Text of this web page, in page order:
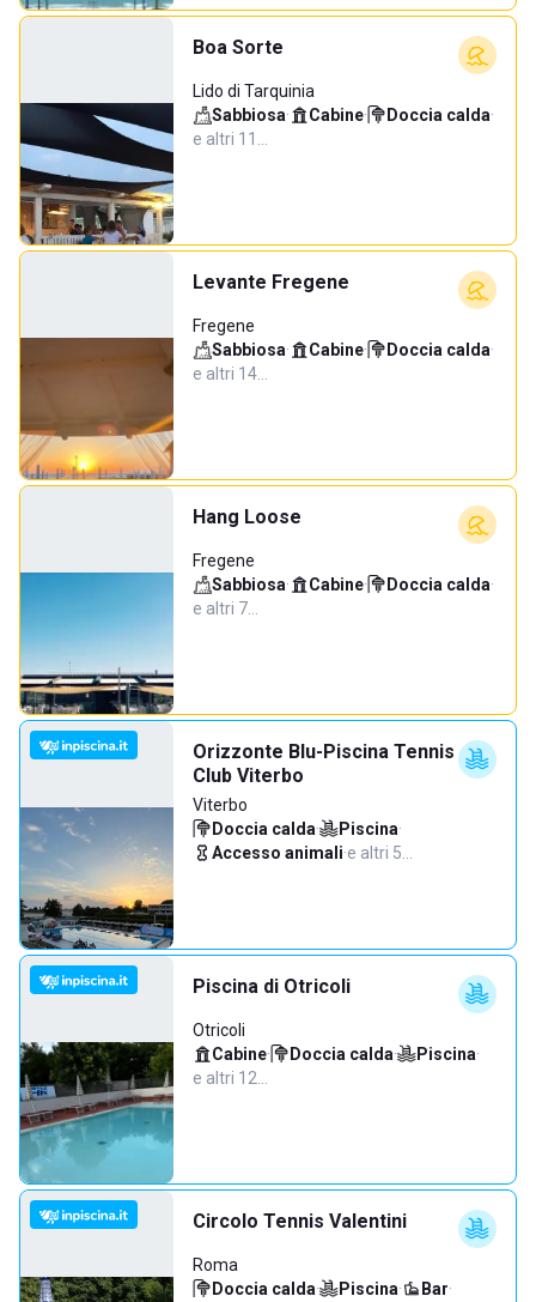
Boa Sorte
Lido di Tarquinia
Sabbiosa· Cabine· Doccia calda·
e altri 11…
Levante Fregene
Fregene
Sabbiosa· Cabine· Doccia calda·
e altri 14…
Hang Loose
Fregene
Sabbiosa· Cabine· Doccia calda·
e altri 7…
Orizzonte Blu-Piscina Tennis
Club Viterbo
Viterbo
Doccia calda· Piscina·
Accesso animali·e altri 5…
Piscina di Otricoli
Otricoli
Cabine· Doccia calda· Piscina·
e altri 12…
Circolo Tennis Valentini
Roma
Doccia calda· Piscina· Bar·